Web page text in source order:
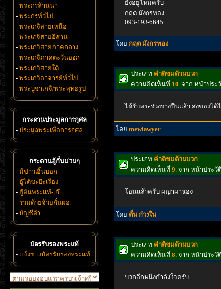
- พระกรุล้านนา
- พระกรุทั่วไป
- พระเกจิสายเหนือ
- พระเกจิสายอีสาน
- พระเกจิสายภาคกลาง
- พระเกจิภาคตะวันออก
- พระเกจิสายใต้
- พระเกจิอาจารย์ทั่วไป
- พระบูชาเกจิ/พระพุทธรูป
กระดานประมูลการกุศล
- ประมูลพระเพื่อการกุศล
กระดานอู้กั๋นม่วนๆ
- มีข่าวเอิ้นบอก
- อู้ได้ซะป๊ะเรื่อง
- ฮู้ตันพระแท้-เก๊
- ร่วมด้วยจ้วยกั๋นผ่อ
- บัญชีดำ
บัตรรับรองพระแท้
- แจ้งข่าวบัตรรับรองพระแท้
ยังอยู่ไหมครับ
กฤต มังกรทอง
093-193-6645
โดย กฤต มังกรทอง
ประเภท คำติชมด้านบวก
ความคิดเห็นที่ 10. จาก หน้าประ
ได้รับพระร่วงรางปืนแล้ว ส่งของ
โดย mewlawyer
ประเภท คำติชมด้านบวก
ความคิดเห็นที่ 9. จาก หน้าประวั
โอนแล้วครับ ผญาผานอง
โดย ตั๋น ก๋วงใน
ประเภท คำติชมด้านบวก
ความคิดเห็นที่ 8. จาก หน้าประวั
บวกอีกหนึ่งกำลังใจครับ